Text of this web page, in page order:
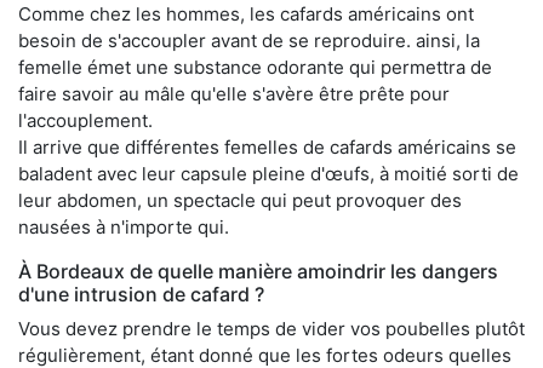
Comme chez les hommes, les cafards américains ont
besoin de s'accoupler avant de se reproduire. ainsi, la
femelle émet une substance odorante qui permettra de
faire savoir au mâle qu'elle s'avère être prête pour
l'accouplement.
Il arrive que différentes femelles de cafards américains se
baladent avec leur capsule pleine d'œufs, à moitié sorti de
leur abdomen, un spectacle qui peut provoquer des
nausées à n'importe qui.
À Bordeaux de quelle manière amoindrir les dangers
d'une intrusion de cafard ?
Vous devez prendre le temps de vider vos poubelles plutôt
régulièrement, étant donné que les fortes odeurs quelles